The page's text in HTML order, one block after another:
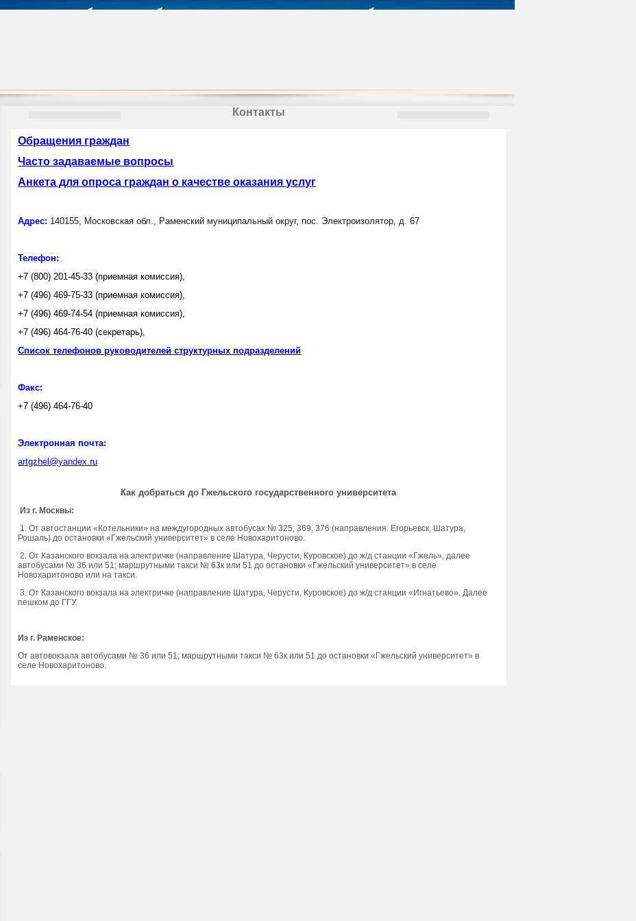
Контакты
Обращения граждан
Часто задаваемые вопросы
Анкета для опроса граждан о качестве оказания услуг
Адрес: 140155, Московская обл., Раменский муниципальный округ, пос. Электроизолятор, д. 67
Телефон:
+7 (800) 201-45-33 (приемная комиссия),
+7 (496) 469-75-33 (приемная комиссия),
+7 (496) 469-74-54 (приемная комиссия),
+7 (496) 464-76-40 (секретарь),
Список телефонов руководителей структурных подразделений
Факс:
+7 (496) 464-76-40
Электронная почта:
artgzhel@yandex.ru
Как добраться до Гжельского государственного университета
Из г. Москвы:
1. От автостанции «Котельники» на междугородных автобусах № 325, 369, 376 (направления: Егорьевск, Шатура,
Рошаль) до остановки «Гжельский университет» в селе Новохаритоново.
2. От Казанского вокзала на электричке (направление Шатура, Черусти, Куровское) до ж/д станции «Гжель», далее
автобусами № 36 или 51; маршрутными такси № 63к или 51 до остановки «Гжельский университет» в селе
Новохаритоново или на такси.
3. От Казанского вокзала на электричке (направление Шатура, Черусти, Куровское) до ж/д станции «Игнатьево». Далее
пешком до ГГУ.
Из г. Раменское:
От автовокзала автобусами № 36 или 51; маршрутными такси № 63к или 51 до остановки «Гжельский университет» в
селе Новохаритоново.